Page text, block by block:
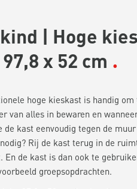
| Hoge
x 52 cm
hoge kieskast is handig
van alles in bewaren en
kast eenvoudig tegen de
Rij de kast terug in de
En de kast is dan ook te
groepsopdrachten.